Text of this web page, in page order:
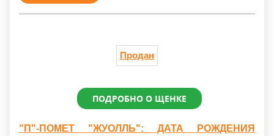
Продан
ПОДРОБНО О ЩЕНКЕ
"П"-ПОМЕТ "ЖУОЛЛЬ": ДАТА РОЖДЕНИЯ